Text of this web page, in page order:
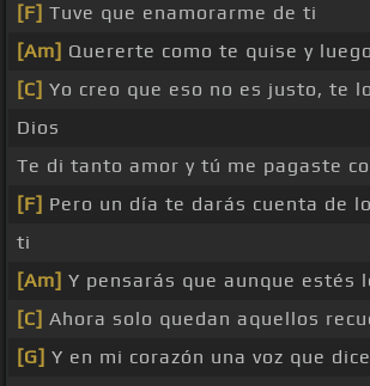
[F] Tuve que enamorarme de ti
[Am] Quererte como te quise y
[C] Yo creo que eso no es justo, te
Dios
Te di tanto amor y tú me pagaste
[F] Pero un día te darás cuenta de
ti
[Am] Y pensarás que aunque estés
[C] Ahora solo quedan aquellos
[G] Y en mi corazón una voz que